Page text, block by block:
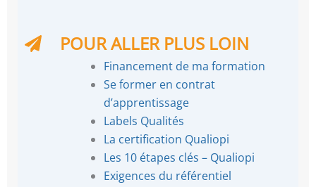
POUR ALLER PLUS LOIN
Financement de ma formation
Se former en contrat
d’apprentissage
Labels Qualités
La certification Qualiopi
Les 10 étapes clés – Qualiopi
Exigences du référentiel